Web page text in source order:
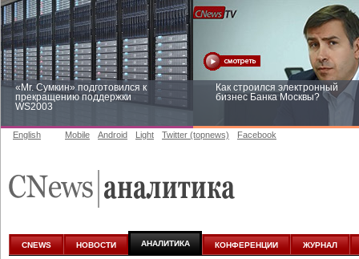
«Mr. Сумкин» подготовился к
прекращению поддержки
WS2003
Как строился электронный
бизнес Банка Москвы?
аналитике
English Mobile Android Light Twitter (topnews) Facebook
CNEWS НОВОСТИ АНАЛИТИКА КОНФЕРЕНЦИИ ЖУРНАЛ